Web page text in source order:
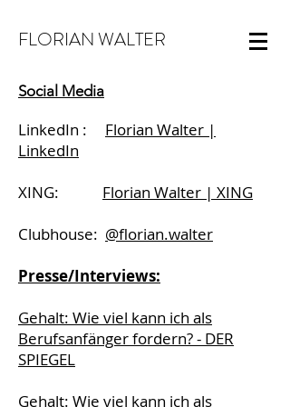
FLORIAN WALTER
Social Media
LinkedIn : Florian Walter |
LinkedIn
XING: Florian Walter | XING
Clubhouse: @florian.walter
Presse/Interviews:
Gehalt: Wie viel kann ich als
Berufsanfänger fordern? - DER
SPIEGEL
Gehalt: Wie viel kann ich als